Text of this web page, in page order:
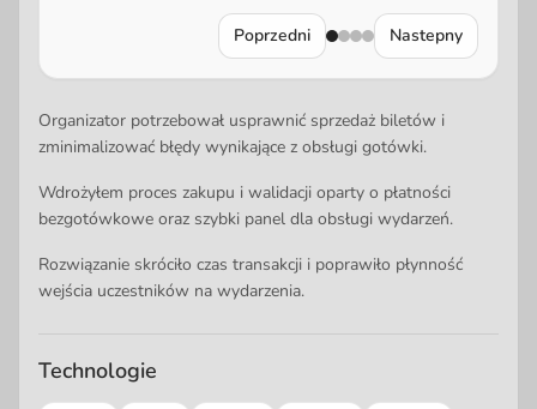
Poprzedni Nastepny
Organizator potrzebował usprawnić sprzedaż biletów i
zminimalizować błędy wynikające z obsługi gotówki.
Wdrożyłem proces zakupu i walidacji oparty o płatności
bezgotówkowe oraz szybki panel dla obsługi wydarzeń.
Rozwiązanie skróciło czas transakcji i poprawiło płynność
wejścia uczestników na wydarzenia.
Technologie